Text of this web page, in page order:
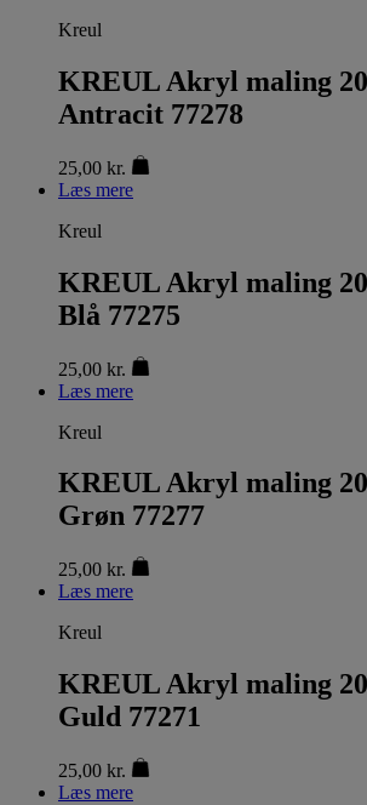
Kreul
KREUL Akryl maling
Antracit 77278
25,00 kr.
Læs mere
Kreul
KREUL Akryl maling
Blå 77275
25,00 kr.
Læs mere
Kreul
KREUL Akryl maling
Grøn 77277
25,00 kr.
Læs mere
Kreul
KREUL Akryl maling
Guld 77271
25,00 kr.
Læs mere